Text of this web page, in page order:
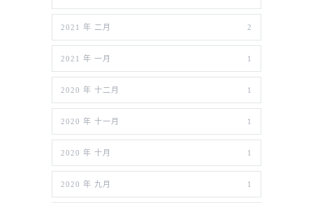
2021 年 二月 2
2021 年 一月 1
2020 年 十二月 1
2020 年 十一月 1
2020 年 十月 1
2020 年 九月 1